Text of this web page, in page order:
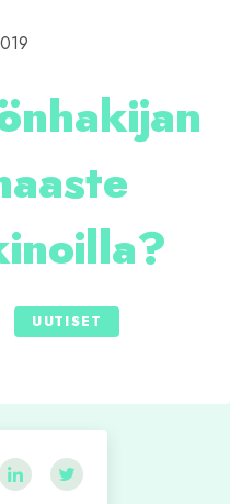
UUTISET